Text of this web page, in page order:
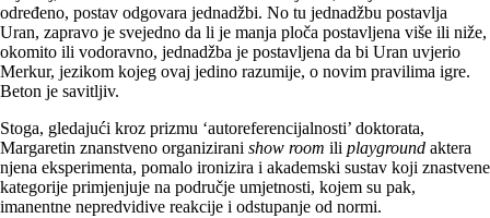
određeno, postav odgovara jednadžbi. No tu jednadžbu postavlja
Uran, zapravo je svejedno da li je manja ploča postavljena više ili niže,
okomito ili vodoravno, jednadžba je postavljena da bi Uran uvjerio
Merkur, jezikom kojeg ovaj jedino razumije, o novim pravilima igre.
Beton je savitljiv.
Stoga, gledajući kroz prizmu ‘autoreferencijalnosti’ doktorata,
Margaretin znanstveno organizirani show room ili playground aktera
njena eksperimenta, pomalo ironizira i akademski sustav koji znastvene
kategorije primjenjuje na područje umjetnosti, kojem su pak,
imanentne nepredvidive reakcije i odstupanje od normi.